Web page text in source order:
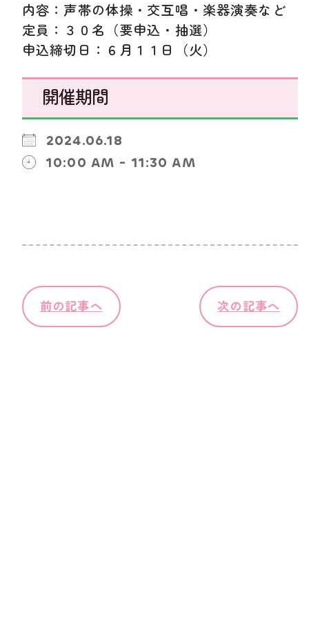
内容：声帯の体操・交互唱・楽器演奏など
定員：３０名（要申込・抽選）
申込締切日：６月１１日（火）
開催期間
2024.06.18
10:00 AM - 11:30 AM
前の記事へ 次の記事へ